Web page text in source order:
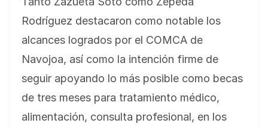
Rodríguez destacaron como notable los
alcances logrados por el COMCA de
Navojoa, así como la intención firme de
seguir apoyando lo más posible como becas
de tres meses para tratamiento médico,
alimentación, consulta profesional, en los